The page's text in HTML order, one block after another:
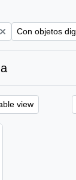
Remove filter:
Con objetos
view